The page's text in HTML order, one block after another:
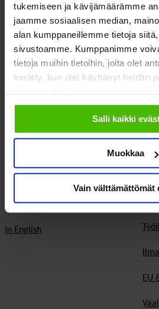
tukemiseen ja kävijämäärämme
jaamme sosiaalisen median,
alan kumppaneillemme tietoja
sivustoamme. Kumppanimme
tietoja muihin tietoihin, joita olet
kerätty, kun olet käyttänyt heidän
evästeisiin.
Salli kaikki
Muokkaa
Vain välttämättömät
Meistä
Tietoa Sostesta
Jäsenjärjestöt
Jäsenedut ja -palvelut
Hae jäseneksi
På Svenska
In English
EU